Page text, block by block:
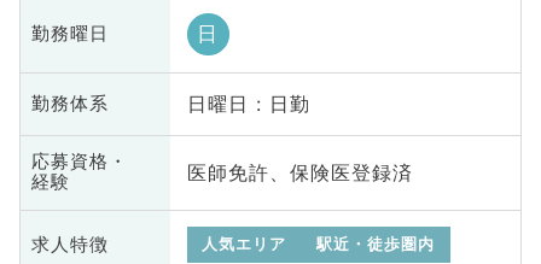
勤務曜日 日
勤務体系 日曜日 : 日勤
応募資格・
経験
医師免許、保険医登録済
求人特徴 人気エリア 駅近・徒歩圏内